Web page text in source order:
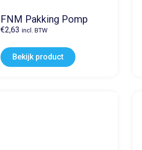
FNM Pakking Pomp
€2,63 incl. BTW
Bekijk product